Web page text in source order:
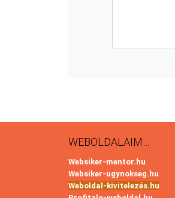
WEBOLDALAIM…
Websiker-mentor.hu
Websiker-ugynokseg.hu
Weboldal-kivitelezés.hu